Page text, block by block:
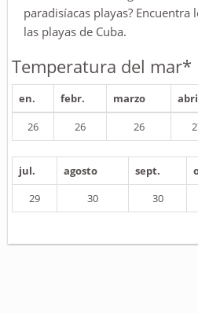
paradisíacas playas? Encuentra
las playas de Cuba.
Temperatura del mar*
en. febr. marzo
26
26 26
jul. agosto sept.
29
30 30